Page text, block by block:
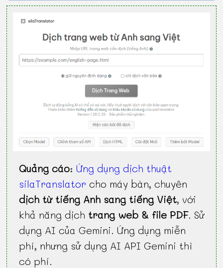
Quảng cáo:Ứng dụng dịch thuật
silaTranslator cho máy bàn, chuyên
dịch từ tiếng Anh sang tiếng Việt, với
khả năng dịch trang web & file PDF. Sử
dụng AI của Gemini. Ứng dụng miễn
phí, nhưng sử dụng AI API Gemini thì
có phí.